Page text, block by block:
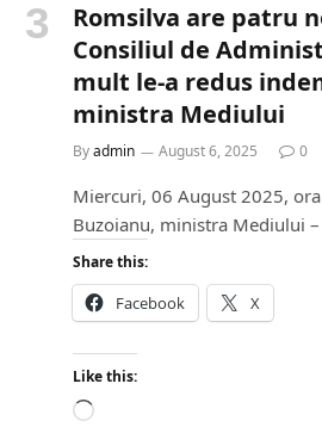
Romsilva are patru
Consiliul de
mult le-a redus
ministra Mediului
Byadmin August 6, 2025 0
Miercuri, 06 August 2025,
Buzoianu, ministra Mediului
Share this:
Facebook X
Like this:
L